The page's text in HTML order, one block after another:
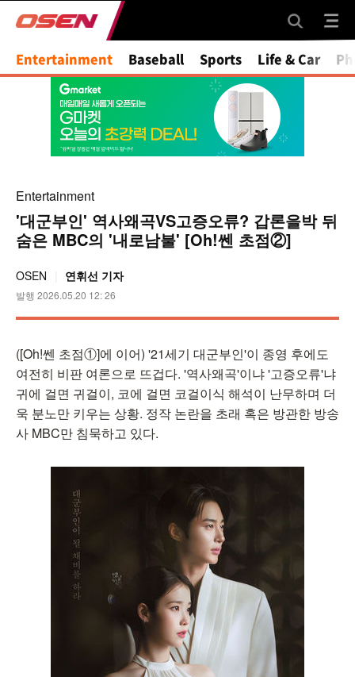
Mute
Entertainment Baseball Sports Life & Car
Entertainment
'대군부인' 역사왜곡VS고증오류? 갑론을박 뒤
숨은 MBC의 '내로남불' [Oh!쎈 초점②]
OSEN 연휘선 기자
발행 2026.05.20 12: 26
([Oh!쎈 초점①]에 이어) '21세기 대군부인'이 종영 후에도
여전히 비판 여론으로 뜨겁다. '역사왜곡'이냐 '고증오류'냐
귀에 걸면 귀걸이, 코에 걸면 코걸이식 해석이 난무하며 더
욱 분노만 키우는 상황. 정작 논란을 초래 혹은 방관한 방송
사 MBC만 침묵하고 있다.